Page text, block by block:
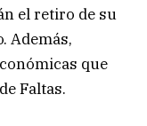
el retiro de su
Además,
que
Faltas.